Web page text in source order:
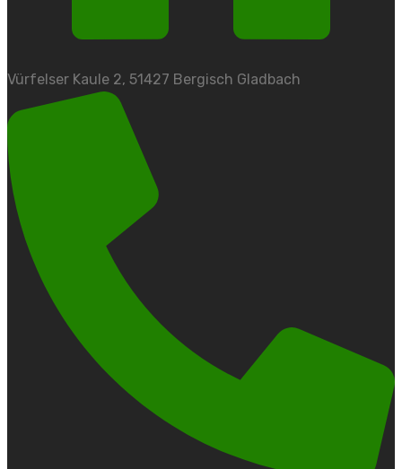
Vürfelser Kaule 2, 51427 Bergisch Gladbach